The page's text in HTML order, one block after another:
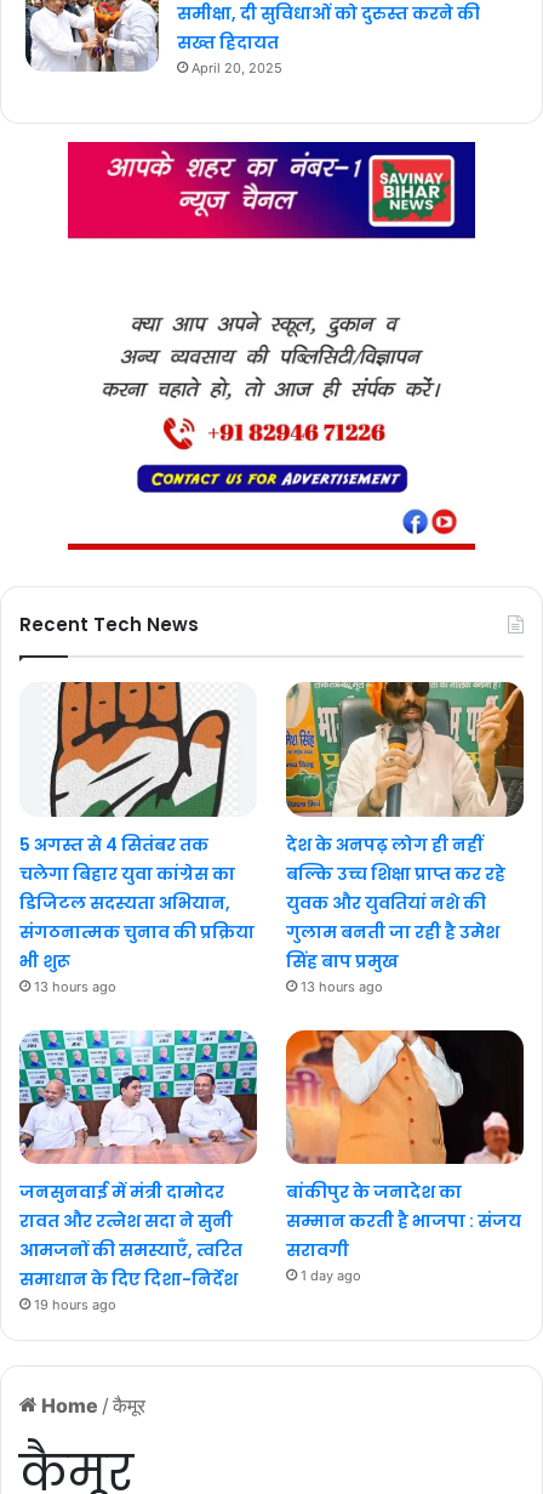
Home / कैमूर
कैमूर
समीक्षा, दी सुविधाओं को दुरुस्त करने की
सख्त हिदायत
April 20, 2025
Recent Tech News
5 अगस्त से 4 सितंबर तक
चलेगा बिहार युवा कांग्रेस का
डिजिटल सदस्यता अभियान,
संगठनात्मक चुनाव की प्रक्रिया
भी शुरू
13 hours ago
देश के अनपढ़ लोग ही नहीं
बल्कि उच्च शिक्षा प्राप्त कर रहे
युवक और युवतियां नशे की
गुलाम बनती जा रही है उमेश
सिंह बाप प्रमुख
13 hours ago
जनसुनवाई में मंत्री दामोदर
रावत और रत्नेश सदा ने सुनी
आमजनों की समस्याएँ, त्वरित
समाधान के दिए दिशा-निर्देश
19 hours ago
बांकीपुर के जनादेश का
सम्मान करती है भाजपा : संजय
सरावगी
1 day ago